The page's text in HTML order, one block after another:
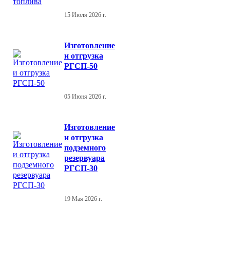
15 Июля 2026 г.
Изготовление
и отгрузка
РГСП-50
05 Июня 2026 г.
Изготовление
и отгрузка
подземного
резервуара
РГСП-30
19 Мая 2026 г.